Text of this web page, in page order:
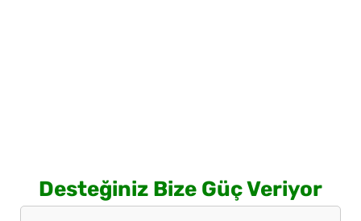
Desteğiniz Bize Güç Veriyor